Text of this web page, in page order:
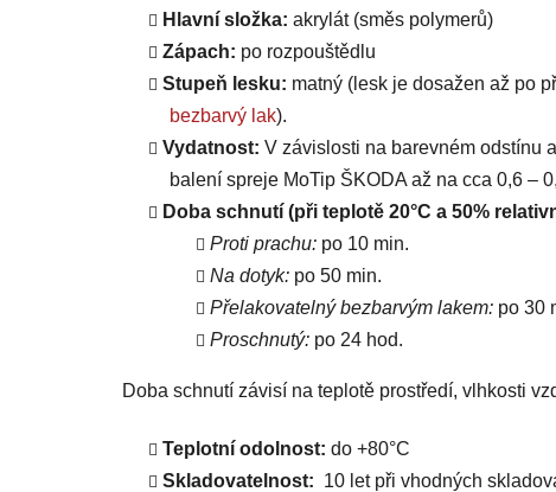
Hlavní složka: akrylát (směs polymerů)
Zápach: po rozpouštědlu
Stupeň lesku: matný (lesk je dosažen až po
bezbarvý lak).
Vydatnost: V závislosti na barevném odstínu
balení spreje MoTip ŠKODA až na cca 0,6 –
Doba schnutí (při teplotě 20°C a 50%
Proti prachu: po 10 min.
Na dotyk: po 50 min.
Přelakovatelný bezbarvým lakem: po 30
Proschnutý: po 24 hod.
Doba schnutí závisí na teplotě prostředí, vlhkosti
Teplotní odolnost: do +80°C
Skladovatelnost: 10 let při vhodných